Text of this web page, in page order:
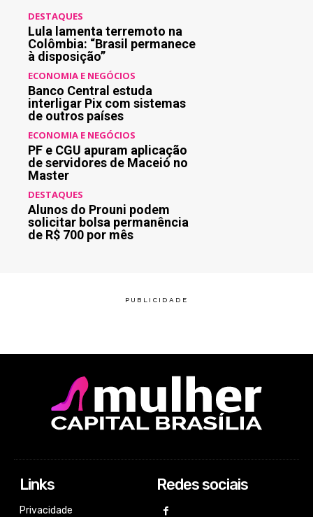
DESTAQUES
Lula lamenta terremoto na
Colômbia: “Brasil permanece
à disposição”
ECONOMIA E NEGÓCIOS
Banco Central estuda
interligar Pix com sistemas
de outros países
ECONOMIA E NEGÓCIOS
PF e CGU apuram aplicação
de servidores de Maceió no
Master
DESTAQUES
Alunos do Prouni podem
solicitar bolsa permanência
de R$ 700 por mês
Links
Privacidade
Redes sociais